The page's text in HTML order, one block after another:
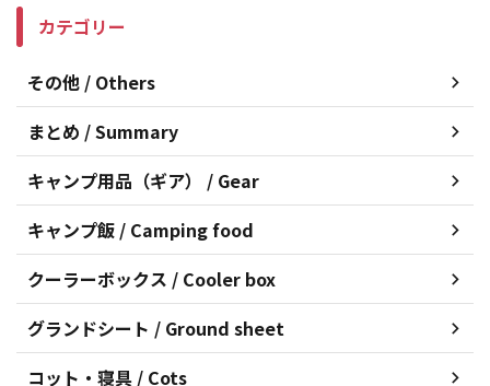
カテゴリー
その他 / Others
まとめ / Summary
キャンプ用品（ギア） / Gear
キャンプ飯 / Camping food
クーラーボックス / Cooler box
グランドシート / Ground sheet
コット・寝具 / Cots